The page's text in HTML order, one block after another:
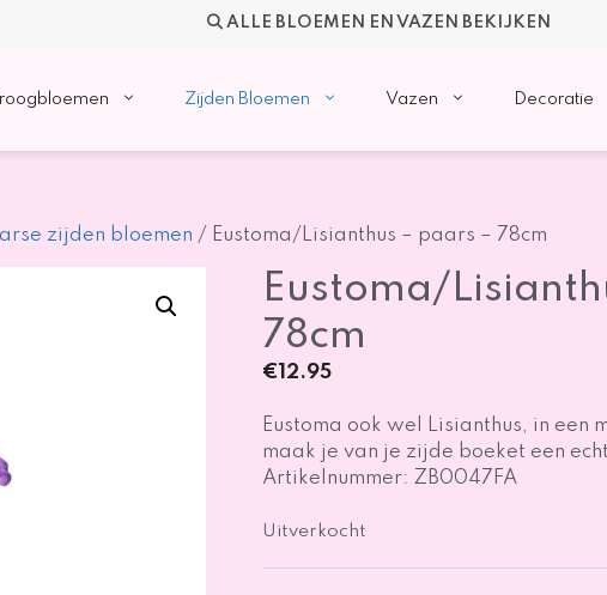
ALLE BLOEMEN EN VAZEN BEKIJKEN
Zijden Bloemen Vazen Decoratie
zijden bloemen / Eustoma/Lisianthus – paars – 78cm
Eustoma/
78cm
€12.95
Eustoma ook wel Lisianthus, in een
maak je van je zijde boeket een
Artikelnummer: ZB0047FA
Uitverkocht